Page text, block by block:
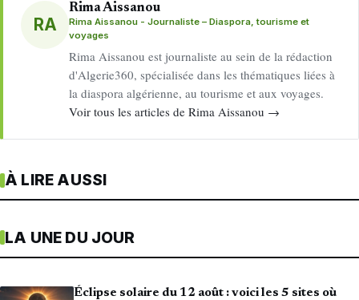
RA
Rima Aissanou
Rima Aissanou - Journaliste – Diaspora, tourisme et
voyages
Rima Aissanou est journaliste au sein de la rédaction
d'Algerie360, spécialisée dans les thématiques liées à
la diaspora algérienne, au tourisme et aux voyages.
Voir tous les articles de Rima Aissanou →
À LIRE AUSSI
LA UNE DU JOUR
Éclipse solaire du 12 août : voici les 5 sites où